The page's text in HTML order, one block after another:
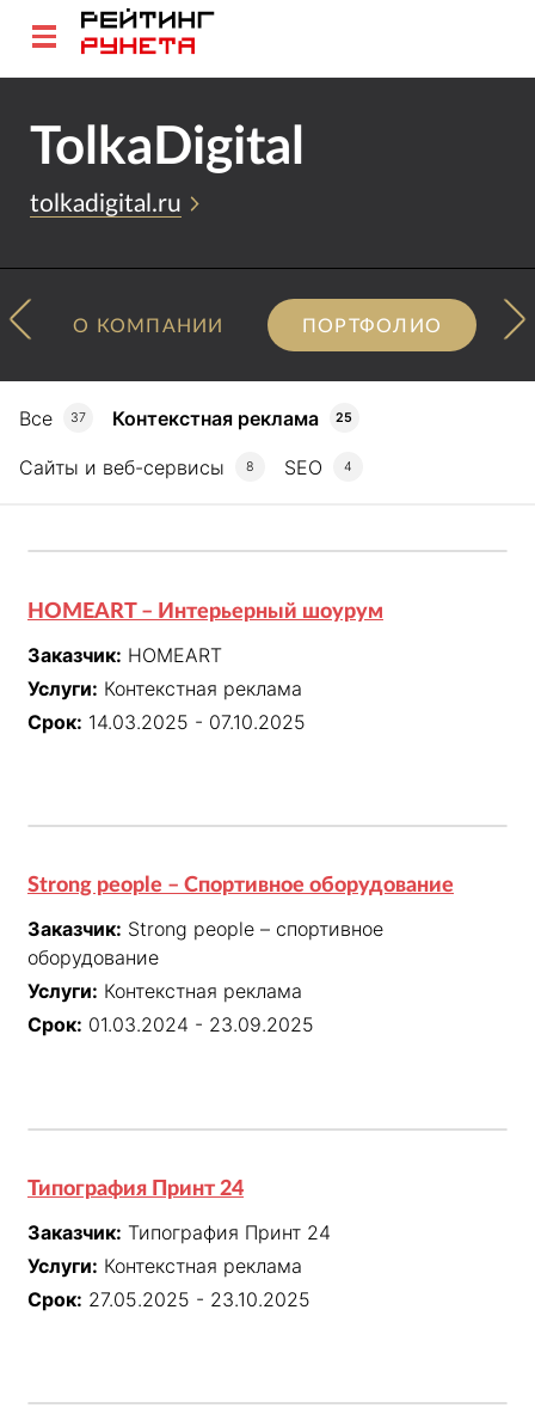
TolkaDigital
tolkadigital.ru
О КОМПАНИИ ПОРТФОЛИО
Все 37 Контекстная реклама 25
Сайты и веб-сервисы 8 SEO 4
HOMEART – Интерьерный шоурум
Заказчик: HOMEART
Услуги: Контекстная реклама
Срок: 14.03.2025 - 07.10.2025
Strong people – Спортивное оборудование
Заказчик: Strong people – спортивное
оборудование
Услуги: Контекстная реклама
Срок: 01.03.2024 - 23.09.2025
Типография Принт 24
Заказчик: Типография Принт 24
Услуги: Контекстная реклама
Срок: 27.05.2025 - 23.10.2025